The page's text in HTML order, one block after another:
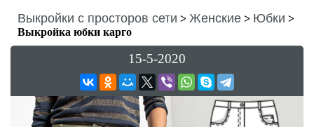
Выкройки с просторов сети > Женские > Юбки >
Выкройка юбки карго
15-5-2020